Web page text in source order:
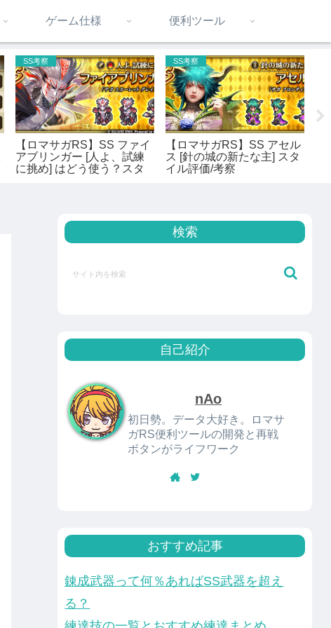
ゲーム仕様 便利ツール
SS考察
【ロマサガRS】SS ファイ
アブリンガー [人よ、試練
に挑め] はどう使う？スタ
SS考察
【ロマサガRS】SS アセル
ス [針の城の新たな主] スタ
イル評価/考察
検索
自己紹介
nAo
初日勢。データ大好き。ロマサ
ガRS便利ツールの開発と再戦
ボタンがライフワーク
おすすめ記事
錬成武器って何％あればSS武器を超え
る？